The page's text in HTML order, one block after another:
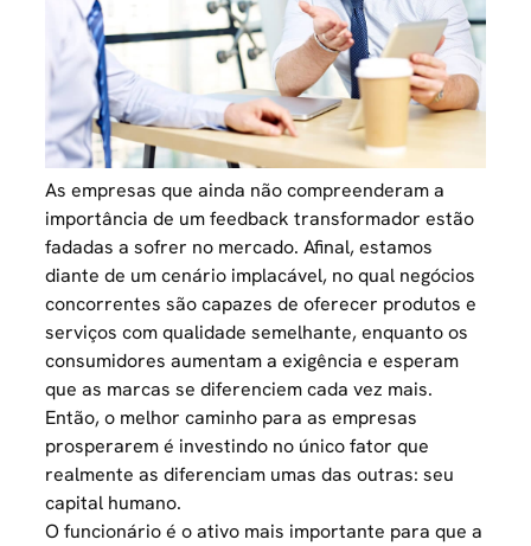
As empresas que ainda não compreenderam a
importância de um feedback transformador estão
fadadas a sofrer no mercado. Afinal, estamos
diante de um cenário implacável, no qual negócios
concorrentes são capazes deoferecer produtos e
serviços com qualidade semelhante, enquanto os
consumidores aumentam a exigência e esperam
que as marcas se diferenciem cada vez mais.
Então, o melhor caminho para as empresas
prosperarem é investindo no único fator que
realmente as diferenciam umas das outras: seu
capital humano.
O funcionário é o ativo mais importante para que a